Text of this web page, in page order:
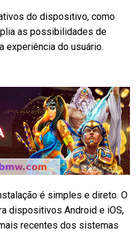
do dispositivo, como
as possibilidades de
experiência do usuário.
é simples e direto. O
dispositivos Android e iOS,
recentes dos sistemas